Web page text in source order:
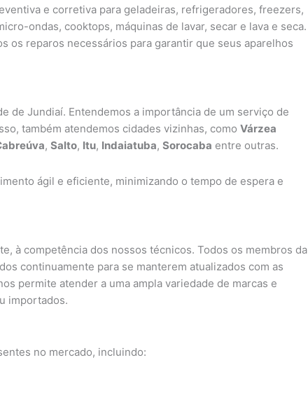
e corretiva para geladeiras, refrigeradores, freezers,
ondas, cooktops, máquinas de lavar, secar e lava e seca.
os reparos necessários para garantir que seus aparelhos
de Jundiaí. Entendemos a importância de um serviço de
também atendemos cidades vizinhas, como Várzea
, Salto, Itu, Indaiatuba, Sorocaba entre outras.
ágil e eficiente, minimizando o tempo de espera e
à competência dos nossos técnicos. Todos os membros da
continuamente para se manterem atualizados com as
permite atender a uma ampla variedade de marcas e
importados.
no mercado, incluindo: